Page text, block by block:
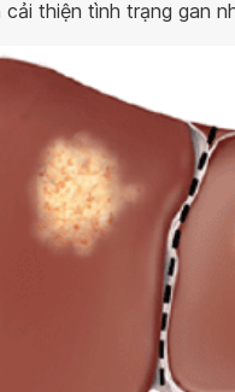
thiện tình trạng gan